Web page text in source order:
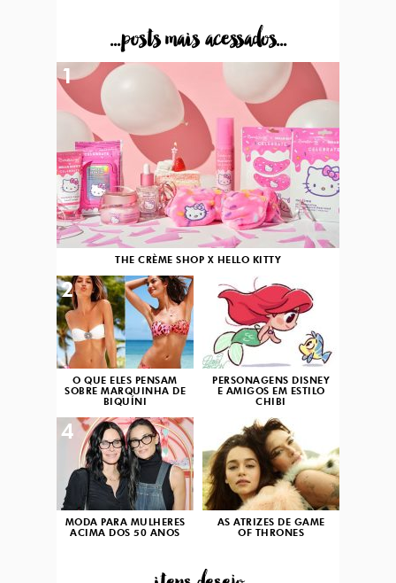
...posts mais acessados...
THE CRÈME SHOP X HELLO KITTY
1
O QUE ELES PENSAM
SOBRE MARQUINHA DE
BIQUÍNI
2
PERSONAGENS DISNEY
E AMIGOS EM ESTILO
CHIBI
3
MODA PARA MULHERES
ACIMA DOS 50 ANOS
4
AS ATRIZES DE GAME
OF THRONES